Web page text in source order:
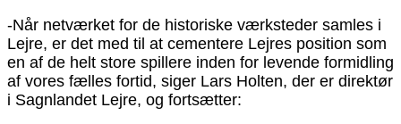
-Når netværket for de historiske værksteder samles i
Lejre, er det med til at cementere Lejres position som
en af de helt store spillere inden for levende formidling
af vores fælles fortid, siger Lars Holten, der er direktør
i Sagnlandet Lejre, og fortsætter: